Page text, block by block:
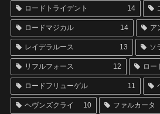
ロードトライデント 14
ロードマジカル 14 ア
レイデラルース 13 ソ
リフルフォース 12 ロー
ロードフリューゲル 11
ヘヴンズクライ 10 ファルカータ